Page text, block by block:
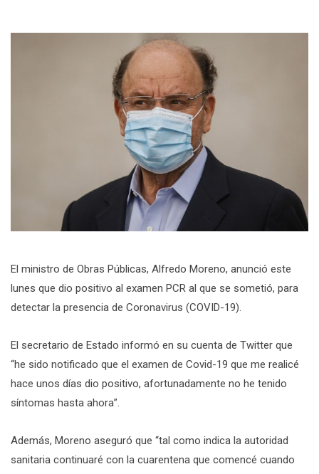
El ministro de Obras Públicas, Alfredo Moreno, anunció este
lunes que dio positivo al examen PCR al que se sometió, para
detectar la presencia de Coronavirus (COVID-19).
El secretario de Estado informó en su cuenta de Twitter que
“he sido notificado que el examen de Covid-19 que me realicé
hace unos días dio positivo, afortunadamente no he tenido
síntomas hasta ahora”.
Además, Moreno aseguró que “tal como indica la autoridad
sanitaria continuaré con la cuarentena que comencé cuando